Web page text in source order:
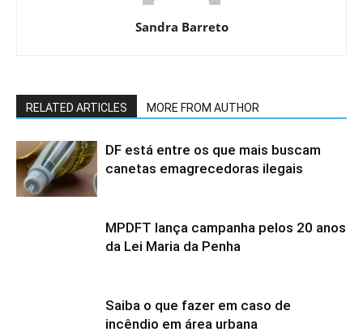
Sandra Barreto
RELATED ARTICLES MORE FROM AUTHOR
DF está entre os que mais buscam
canetas emagrecedoras ilegais
MPDFT lança campanha pelos 20 anos
da Lei Maria da Penha
Saiba o que fazer em caso de
incêndio em área urbana